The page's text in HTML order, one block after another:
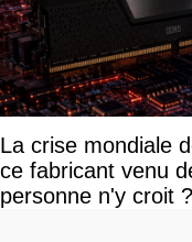
La crise mondiale
ce fabricant venu
personne n'y croit ?